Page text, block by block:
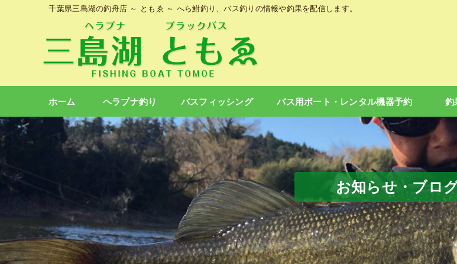
千葉県三島湖の釣舟店 ～ ともゑ ～ へら鮒釣り、バス釣りの情報や釣果を配信します。
ホーム ヘラブナ釣り バスフィッシング バス用ボート・レンタル機器予約 釣
お知らせ・ブロ